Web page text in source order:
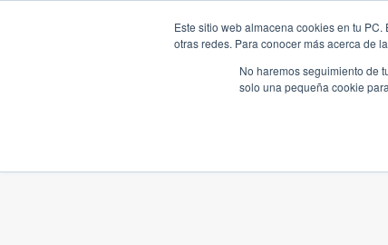
Este sitio web almacena cookies en tu
otras redes. Para conocer más acerca de
No haremos seguimiento de
solo una pequeña cookie